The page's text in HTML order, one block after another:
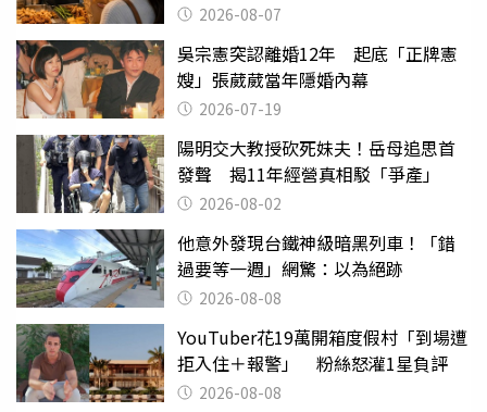
2026-08-07
吳宗憲突認離婚12年 起底「正牌憲
嫂」張葳葳當年隱婚內幕
2026-07-19
陽明交大教授砍死妹夫！岳母追思首
發聲 揭11年經營真相駁「爭產」
2026-08-02
他意外發現台鐵神級暗黑列車！「錯
過要等一週」網驚：以為絕跡
2026-08-08
YouTuber花19萬開箱度假村「到場遭
拒入住＋報警」 粉絲怒灌1星負評
2026-08-08